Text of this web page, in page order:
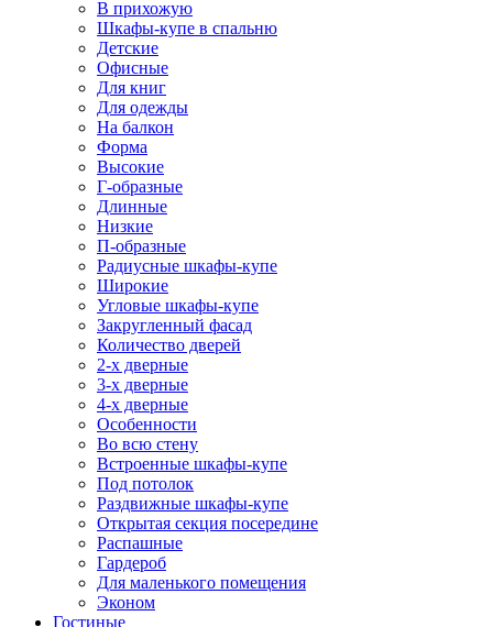
В прихожую
Шкафы-купе в спальню
Детские
Офисные
Для книг
Для одежды
На балкон
Форма
Высокие
Г-образные
Длинные
Низкие
П-образные
Радиусные шкафы-купе
Широкие
Угловые шкафы-купе
Закругленный фасад
Количество дверей
2-х дверные
3-х дверные
4-х дверные
Особенности
Во всю стену
Встроенные шкафы-купе
Под потолок
Раздвижные шкафы-купе
Открытая секция посередине
Распашные
Гардероб
Для маленького помещения
Эконом
Гостиные